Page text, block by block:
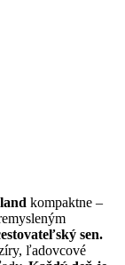
kompaktne –
sen.
ľadovcové